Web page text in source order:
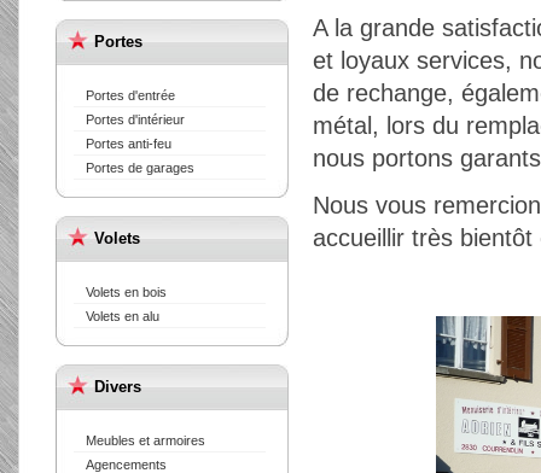
Portes
Portes d'entrée
Portes d'intérieur
Portes anti-feu
Portes de garages
Volets
Volets en bois
Volets en alu
Divers
Meubles et armoires
Agencements
A la grande
et loyaux services,
de rechange,
métal, lors du
nous portons
Nous vous
accueillir très